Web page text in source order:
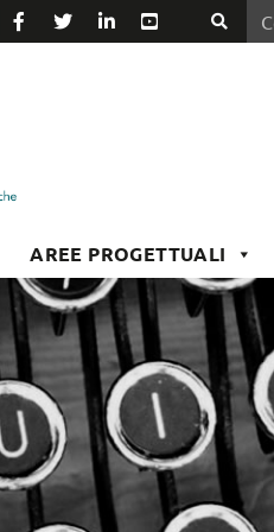
Cerca
AREE PROGETTUALI